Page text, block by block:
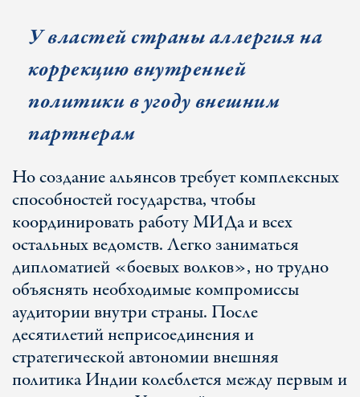
У властей страны аллергия на
коррекцию внутренней
политики в угоду внешним
партнерам
Но создание альянсов требует комплексных
способностей государства, чтобы
координировать работу МИДа и всех
остальных ведомств. Легко заниматься
дипломатией «боевых волков», но трудно
объяснять необходимые компромиссы
аудитории внутри страны. После
десятилетий неприсоединения и
стратегической автономии внешняя
политика Индии колеблется между первым и